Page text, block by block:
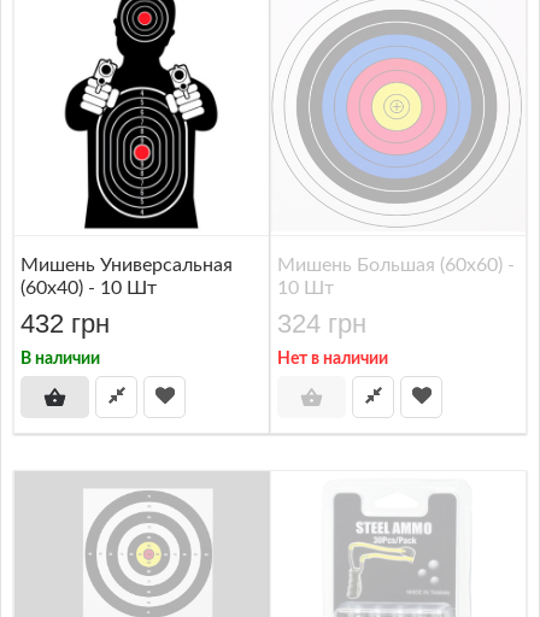
Мишень Универсальная
(60x40) - 10 Шт
432 грн
В наличии
Мишень Большая (60x60) -
10 Шт
324 грн
Нет в наличии